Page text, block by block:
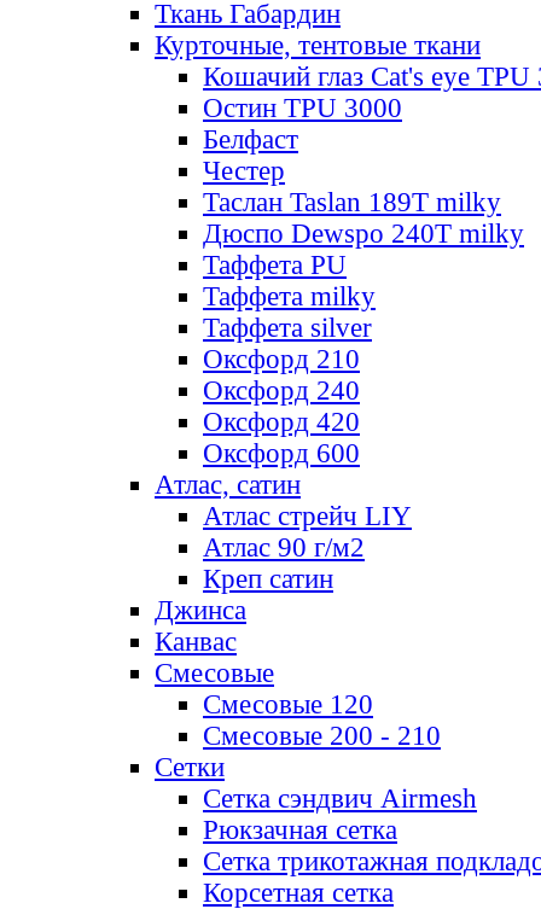
Ткань Габардин
Курточные, тентовые ткани
Кошачий глаз Cat's eye TPU
Остин TPU 3000
Белфаст
Честер
Таслан Taslan 189T milky
Дюспо Dewspo 240T milky
Таффета PU
Таффета milky
Таффета silver
Оксфорд 210
Оксфорд 240
Оксфорд 420
Оксфорд 600
Атлас, сатин
Атлас стрейч LIY
Атлас 90 г/м2
Креп сатин
Джинса
Канвас
Смесовые
Смесовые 120
Смесовые 200 - 210
Сетки
Сетка сэндвич Airmesh
Рюкзачная сетка
Сетка трикотажная
Корсетная сетка